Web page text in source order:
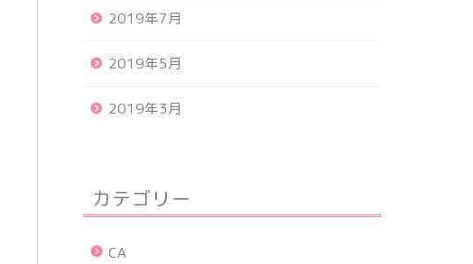
2019年7月
2019年5月
2019年3月
カテゴリー
CA